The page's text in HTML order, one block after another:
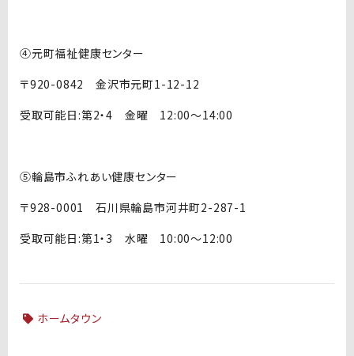
④元町福祉健康センター
〒920-0842 金沢市元町1-12-12
受取可能日:第2・4 金曜 12:00～14:00
⑤輪島市ふれあい健康センター
〒928-0001 石川県輪島市河井町2-287-1
受取可能日:第1・3 水曜 10:00～12:00
ホームタウン